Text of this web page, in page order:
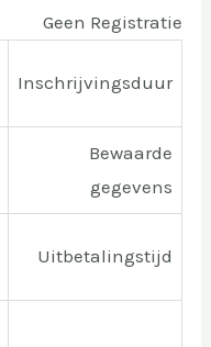
Geen Registratie
Inschrijvingsduur
Bewaarde
gegevens
Uitbetalingstijd